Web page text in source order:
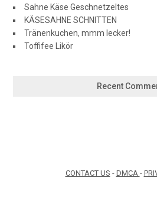
Sahne Käse Geschnetzeltes
KÄSESAHNE SCHNITTEN
Tränenkuchen, mmm lecker!
Toffifee Likör
Recent
CONTACT US - DMCA -